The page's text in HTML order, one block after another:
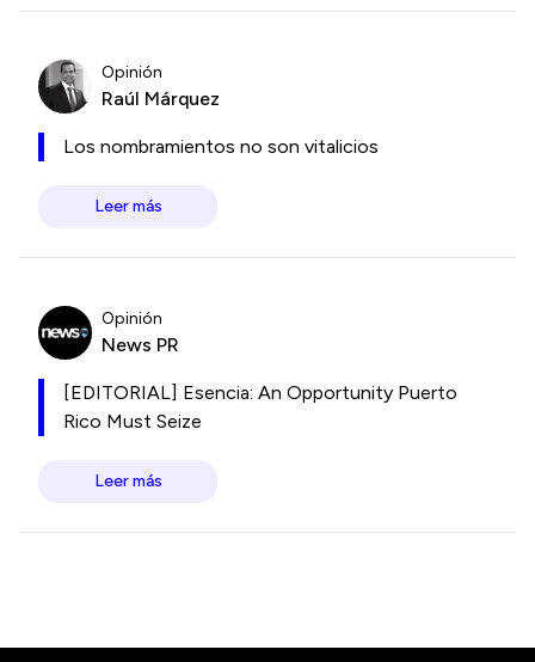
Opinión
Raúl Márquez
Los nombramientos no son vitalicios
Leer más
Opinión
News PR
[EDITORIAL] Esencia: An Opportunity Puerto
Rico Must Seize
Leer más